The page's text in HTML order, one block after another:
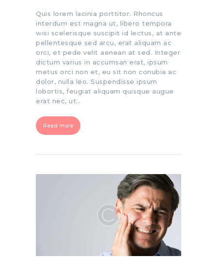
Quis lorem lacinia porttitor. Rhoncus
interdum est magna ut, libero tempora
wisi scelerisque suscipit id lectus, at ante
pellentesque sed arcu, erat aliquam ac
orci, et pede velit aenean at sed. Integer
dictum varius in accumsan erat, ipsum
metus orci non et, eu sit non conubia ac
dolor, nulla leo. Suspendisse ipsum
lobortis, feugiat aliquam quisque augue
erat nec, ut…
Read more